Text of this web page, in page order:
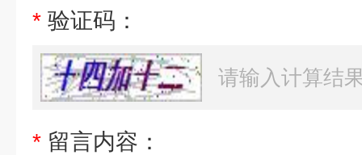
* 验证码：
* 留言内容：